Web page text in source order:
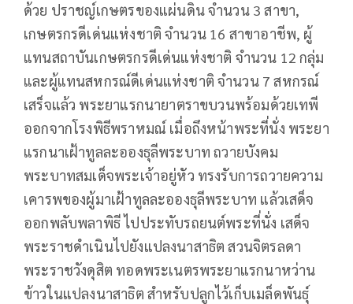
ด้วย ปราชญ์เกษตรของแผ่นดิน จำนวน 3 สาขา,
เกษตรกรดีเด่นแห่งชาติ จำนวน 16 สาขาอาชีพ, ผู้
แทนสถาบันเกษตรกรดีเด่นแห่งชาติ จำนวน 12 กลุ่ม
และผู้แทนสหกรณ์ดีเด่นแห่งชาติ จำนวน 7 สหกรณ์
เสร็จแล้ว พระยาแรกนายาตราขบวนพร้อมด้วยเทพี
ออกจากโรงพิธีพราหมณ์ เมื่อถึงหน้าพระที่นั่ง พระยา
แรกนาเฝ้าทูลละอองธุลีพระบาท ถวายบังคม
พระบาทสมเด็จพระเจ้าอยู่หัว ทรงรับการถวายความ
เคารพของผู้มาเฝ้าทูลละอองธุลีพระบาท แล้วเสด็จ
ออกพลับพลาพิธี ไปประทับรถยนต์พระที่นั่ง เสด็จ
พระราชดำเนินไปยังแปลงนาสาธิต สวนจิตรลดา
พระราชวังดุสิต ทอดพระเนตรพระยาแรกนาหว่าน
ข้าวในแปลงนาสาธิต สำหรับปลูกไว้เก็บเมล็ดพันธุ์